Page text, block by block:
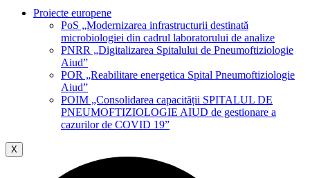
Proiecte europene
PoS „Modernizarea infrastructurii destinată
microbiologiei din cadrul laboratorului de analize
PNRR „Digitalizarea Spitalului de Pneumoftiziologie
Aiud”
POR „Reabilitare energetica Spital Pneumoftiziologie
Aiud”
POIM „Consolidarea capacității SPITALUL DE
PNEUMOFTIZIOLOGIE AIUD de gestionare a
cazurilor de COVID 19”
X